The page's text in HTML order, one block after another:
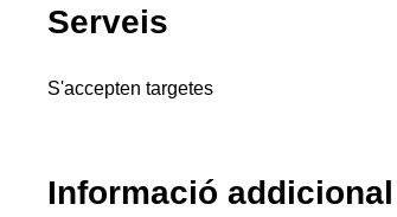
Serveis
S'accepten targetes
Informació addicional